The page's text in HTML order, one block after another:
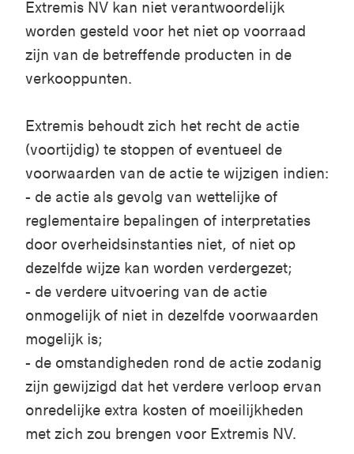
Extremis NV kan niet verantwoordelijk
worden gesteld voor het niet op voorraad
zijn van de betreffende producten in de
verkooppunten.
Extremis behoudt zich het recht de actie
(voortijdig) te stoppen of eventueel de
voorwaarden van de actie te wijzigen indien:
- de actie als gevolg van wettelijke of
reglementaire bepalingen of interpretaties
door overheidsinstanties niet, of niet op
dezelfde wijze kan worden verdergezet;
- de verdere uitvoering van de actie
onmogelijk of niet in dezelfde voorwaarden
mogelijk is;
- de omstandigheden rond de actie zodanig
zijn gewijzigd dat het verdere verloop ervan
onredelijke extra kosten of moeilijkheden
met zich zou brengen voor Extremis NV.